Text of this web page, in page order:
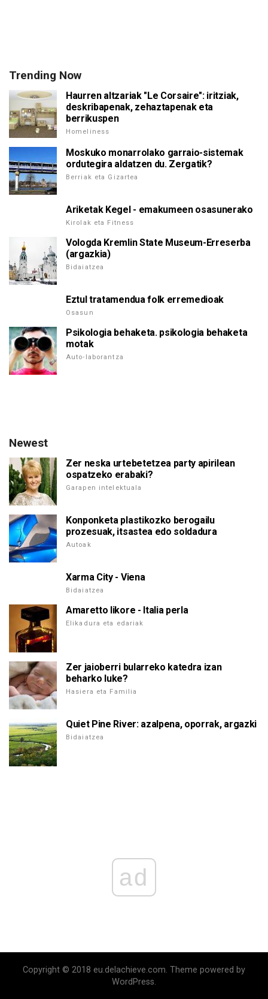
Trending Now
Haurren altzariak "Le Corsaire": iritziak,
deskribapenak, zehaztapenak eta
berrikuspen
Homeliness
Moskuko monarrolako garraio-sistemak
ordutegira aldatzen du. Zergatik?
Berriak eta Gizartea
Ariketak Kegel - emakumeen osasunerako
Kirolak eta Fitness
Vologda Kremlin State Museum-Erreserba
(argazkia)
Bidaiatzea
Eztul tratamendua folk erremedioak
Osasun
Psikologia behaketa. psikologia behaketa
motak
Auto-laborantza
Newest
Zer neska urtebetetzea party apirilean
ospatzeko erabaki?
Garapen intelektuala
Konponketa plastikozko berogailu
prozesuak, itsastea edo soldadura
Autoak
Xarma City - Viena
Bidaiatzea
Amaretto likore - Italia perla
Elikadura eta edariak
Zer jaioberri bularreko katedra izan
beharko luke?
Hasiera eta Familia
Quiet Pine River: azalpena, oporrak, argazki
Bidaiatzea
ad
Copyright © 2018 eu.delachieve.com. Theme powered by
WordPress.